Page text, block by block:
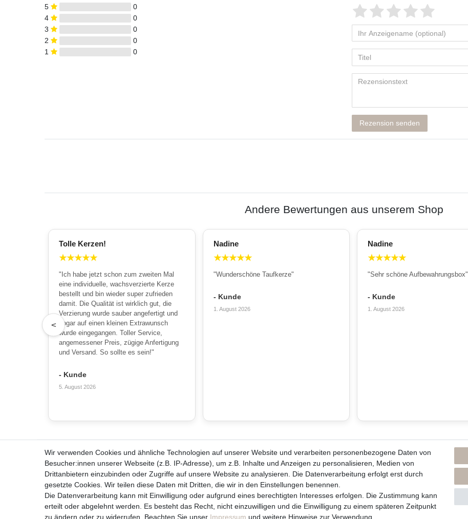
5
0
4
0
3
0
2
0
1
0
Rezension senden
Andere Bewertungen aus unserem Shop
Tolle Kerzen!
★★★★★
"Ich habe jetzt schon zum zweiten Mal
eine individuelle, wachsverzierte Kerze
bestellt und bin wieder super zufrieden
damit. Die Qualität ist wirklich gut, die
Verzierung wurde sauber angefertigt und
sogar auf einen kleinen Extrawunsch
wurde eingegangen. Toller Service,
angemessener Preis, zügige Anfertigung
und Versand. So sollte es sein!"
- Kunde
5. August 2026
Nadine
★★★★★
"Wunderschöne Taufkerze"
- Kunde
1. August 2026
Nadine
★★★★★
"Sehr schöne Aufbewahrungsbox"
- Kunde
1. August 2026
<
Alles zum Bestellen
Kontakt
Häufige Fragen
Zahlungsmöglichkeiten
Versandbedingungen
Widerrufsrecht
Über uns und unsere Kerzen
Team
Unternehmen / Philosophie
Kerzenpflege und Abbrennhinweise
Unsere Kerzenlieferanten
Du erreichst uns von
Montag bis Freitag 10 bis 17 Uhr
Telefonisch und per Whatsapp
erreichst Du uns unter:
Wir verwenden Cookies und ähnliche Technologien auf unserer Website und verarbeiten personenbezogene Daten von
Besucher:innen unserer Webseite (z.B. IP-Adresse), um z.B. Inhalte und Anzeigen zu personalisieren, Medien von
Drittanbietern einzubinden oder Zugriffe auf unsere Website zu analysieren. Die Datenverarbeitung erfolgt erst durch
gesetzte Cookies. Wir teilen diese Daten mit Dritten, die wir in den Einstellungen benennen.
Die Datenverarbeitung kann mit Einwilligung oder aufgrund eines berechtigten Interesses erfolgen. Die Zustimmung kann
erteilt oder abgelehnt werden. Es besteht das Recht, nicht einzuwilligen und die Einwilligung zu einem späteren Zeitpunkt
zu ändern oder zu widerrufen. Beachten Sie unser Impressum und weitere Hinweise zur Verwendung